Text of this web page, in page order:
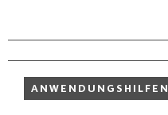
AN­WEN­DUNGS­HIL­FEN